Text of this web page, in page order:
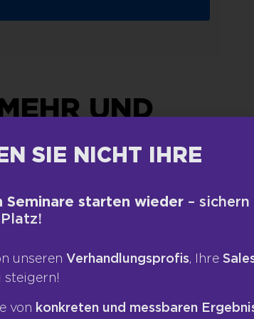
UND
es überhaupt? Welche Signale
wenn sie im Gespräch das
Ingrid Lohse hat das
einzusetzen. Das ist wichtig,
das Thema „Siegen“ in den
Überlegen, sondern nach wie
Ingrid Lohse: Das
aufs eigentliche Projekt
SIE NICHT IHRE
Seminare starten wieder – sichern
unserenVerhandlungsprofis, Ihre
steigern!
von konkreten und messbaren